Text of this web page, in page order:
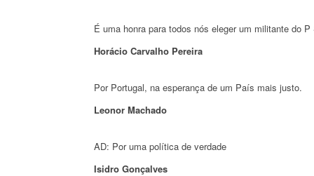
É uma honra para todos nós eleger um militante do
Horácio Carvalho Pereira
Por Portugal, na esperança de um País mais justo.
Leonor Machado
AD: Por uma política de verdade
Isidro Gonçalves